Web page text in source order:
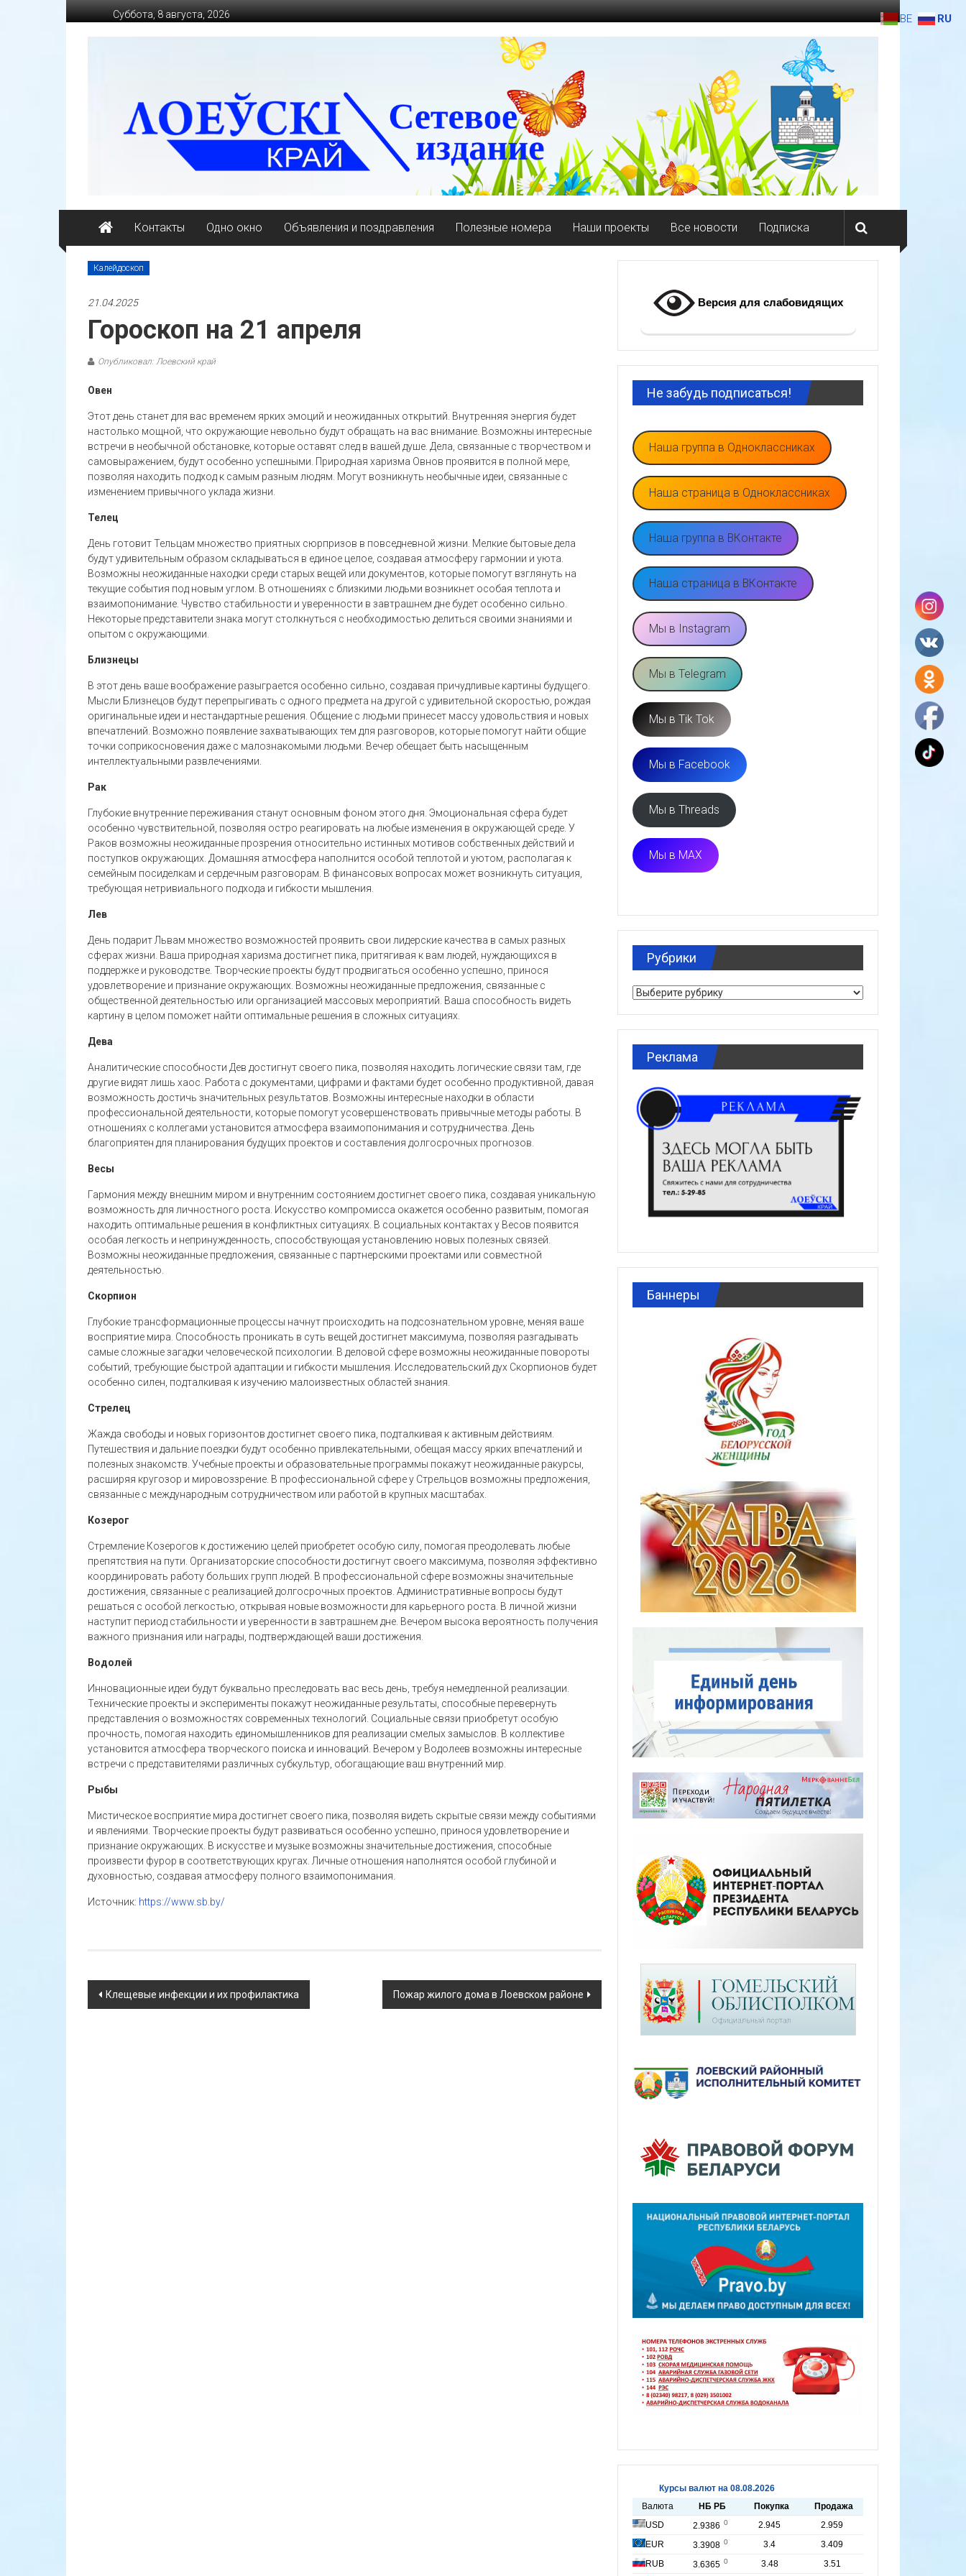
к
содержимому
Суббота, 8 августа, 2026
массово-
политическая
Контакты Одно окно Объявления и поздравления Полезные номера Наши проекты Все новости Подписка
Калейдоскоп
21.04.2025
Гороскоп на 21 апреля
Опубликовал: Лоевский край
Овен
Этот день станет для вас временем ярких эмоций и неожиданных открытий. Внутренняя энергия будет
настолько мощной, что окружающие невольно будут обращать на вас внимание. Возможны интересные
встречи в необычной обстановке, которые оставят след в вашей душе. Дела, связанные с творчеством и
самовыражением, будут особенно успешными. Природная харизма Овнов проявится в полной мере,
позволяя находить подход к самым разным людям. Могут возникнуть необычные идеи, связанные с
изменением привычного уклада жизни.
Телец
День готовит Тельцам множество приятных сюрпризов в повседневной жизни. Мелкие бытовые дела
будут удивительным образом складываться в единое целое, создавая атмосферу гармонии и уюта.
Возможны неожиданные находки среди старых вещей или документов, которые помогут взглянуть на
текущие события под новым углом. В отношениях с близкими людьми возникнет особая теплота и
взаимопонимание. Чувство стабильности и уверенности в завтрашнем дне будет особенно сильно.
Некоторые представители знака могут столкнуться с необходимостью делиться своими знаниями и
опытом с окружающими.
Близнецы
В этот день ваше воображение разыграется особенно сильно, создавая причудливые картины будущего.
Мысли Близнецов будут перепрыгивать с одного предмета на другой с удивительной скоростью, рождая
оригинальные идеи и нестандартные решения. Общение с людьми принесет массу удовольствия и новых
впечатлений. Возможно появление захватывающих тем для разговоров, которые помогут найти общие
точки соприкосновения даже с малознакомыми людьми. Вечер обещает быть насыщенным
интеллектуальными развлечениями.
Рак
Глубокие внутренние переживания станут основным фоном этого дня. Эмоциональная сфера будет
особенно чувствительной, позволяя остро реагировать на любые изменения в окружающей среде. У
Раков возможны неожиданные прозрения относительно истинных мотивов собственных действий и
поступков окружающих. Домашняя атмосфера наполнится особой теплотой и уютом, располагая к
семейным посиделкам и сердечным разговорам. В финансовых вопросах может возникнуть ситуация,
требующая нетривиального подхода и гибкости мышления.
Лев
День подарит Львам множество возможностей проявить свои лидерские качества в самых разных
сферах жизни. Ваша природная харизма достигнет пика, притягивая к вам людей, нуждающихся в
поддержке и руководстве. Творческие проекты будут продвигаться особенно успешно, принося
удовлетворение и признание окружающих. Возможны неожиданные предложения, связанные с
общественной деятельностью или организацией массовых мероприятий. Ваша способность видеть
картину в целом поможет найти оптимальные решения в сложных ситуациях.
Дева
Аналитические способности Дев достигнут своего пика, позволяя находить логические связи там, где
другие видят лишь хаос. Работа с документами, цифрами и фактами будет особенно продуктивной, давая
возможность достичь значительных результатов. Возможны интересные находки в области
профессиональной деятельности, которые помогут усовершенствовать привычные методы работы. В
отношениях с коллегами установится атмосфера взаимопонимания и сотрудничества. День
благоприятен для планирования будущих проектов и составления долгосрочных прогнозов.
Весы
Гармония между внешним миром и внутренним состоянием достигнет своего пика, создавая уникальную
возможность для личностного роста. Искусство компромисса окажется особенно развитым, помогая
находить оптимальные решения в конфликтных ситуациях. В социальных контактах у Весов появится
особая легкость и непринужденность, способствующая установлению новых полезных связей.
Возможны неожиданные предложения, связанные с партнерскими проектами или совместной
деятельностью.
Скорпион
Глубокие трансформационные процессы начнут происходить на подсознательном уровне, меняя ваше
восприятие мира. Способность проникать в суть вещей достигнет максимума, позволяя разгадывать
самые сложные загадки человеческой психологии. В деловой сфере возможны неожиданные повороты
событий, требующие быстрой адаптации и гибкости мышления. Исследовательский дух Скорпионов будет
особенно силен, подталкивая к изучению малоизвестных областей знания.
Стрелец
Жажда свободы и новых горизонтов достигнет своего пика, подталкивая к активным действиям.
Путешествия и дальние поездки будут особенно привлекательными, обещая массу ярких впечатлений и
полезных знакомств. Учебные проекты и образовательные программы покажут неожиданные ракурсы,
расширяя кругозор и мировоззрение. В профессиональной сфере у Стрельцов возможны предложения,
связанные с международным сотрудничеством или работой в крупных масштабах.
Козерог
Стремление Козерогов к достижению целей приобретет особую силу, помогая преодолевать любые
препятствия на пути. Организаторские способности достигнут своего максимума, позволяя эффективно
координировать работу больших групп людей. В профессиональной сфере возможны значительные
достижения, связанные с реализацией долгосрочных проектов. Административные вопросы будут
решаться с особой легкостью, открывая новые возможности для карьерного роста. В личной жизни
наступит период стабильности и уверенности в завтрашнем дне. Вечером высока вероятность получения
важного признания или награды, подтверждающей ваши достижения.
Водолей
Инновационные идеи будут буквально преследовать вас весь день, требуя немедленной реализации.
Технические проекты и эксперименты покажут неожиданные результаты, способные перевернуть
представления о возможностях современных технологий. Социальные связи приобретут особую
прочность, помогая находить единомышленников для реализации смелых замыслов. В коллективе
установится атмосфера творческого поиска и инноваций. Вечером у Водолеев возможны интересные
встречи с представителями различных субкультур, обогащающие ваш внутренний мир.
Рыбы
Мистическое восприятие мира достигнет своего пика, позволяя видеть скрытые связи между событиями
и явлениями. Творческие проекты будут развиваться особенно успешно, принося удовлетворение и
признание окружающих. В искусстве и музыке возможны значительные достижения, способные
произвести фурор в соответствующих кругах. Личные отношения наполнятся особой глубиной и
духовностью, создавая атмосферу полного взаимопонимания.
Источник: https://www.sb.by/
Навигация
Клещевые инфекции и их профилактика Пожар жилого дома в Лоевском районе
Версия для слабовидящих
Не забудь подписаться!
Наша группа в Одноклассниках
Наша страница в Одноклассниках
Наша группа в ВКонтакте
Наша страница в ВКонтакте
Мы в Instagram
Мы в Telegram
Мы в Tik Tok
Мы в Facebook
Мы в Threads
Мы в MAX
Рубрики
Рубрики
Реклама
Баннеры
BE RU